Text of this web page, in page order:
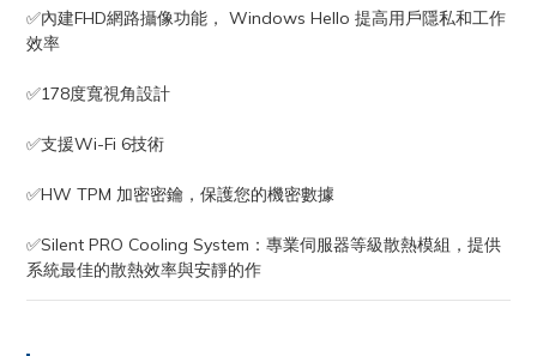
✅內建FHD網路攝像功能， Windows Hello 提高用戶隱私和工作
效率
✅178度寬視角設計
✅支援Wi-Fi 6技術
✅HW TPM 加密密鑰，保護您的機密數據
✅Silent PRO Cooling System：專業伺服器等級散熱模組，提供
系統最佳的散熱效率與安靜的作